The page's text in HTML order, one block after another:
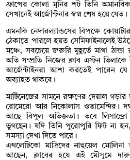
ফ্রান্সের কোলা মুনির শট তিনি
সেখানেই আর্জেন্টিনার স্বপ্ন শেষ হয়ে যেত।
এমনকি নেদারল্যান্ডসের বিপক্ষে
ঠেকাতে পারলে হয়ত সেমিফাইনালেই
মঞ্চে, সবচেয়ে জরুরি মুহূর্তে মাথা
অতি সম্প্রতি নিজের ক্লাব এস্টন
আর্জেন্টাইনরা আশা করতেই পারেন যে
অব্যাহত থাকবে।
মার্টিনেজের সামনে রক্ষণের দেয়াল গড়ার
রোমেরো আর নিকোলাস ওতামেন্দির।
আছে বিপুল অভিজ্ঞতা। তবে
ভুগছেন। যদি তিনি পুরোপুরি ফিট না
সমস্যা দেখা দিতে পারে।
এথলেটিকো মাদ্রিদের নাহুয়েল
আছেন, ক্লাবের হয়ে এই মৌসুমে